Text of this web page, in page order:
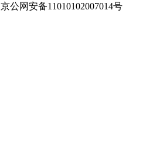
京公网安备11010102007014号